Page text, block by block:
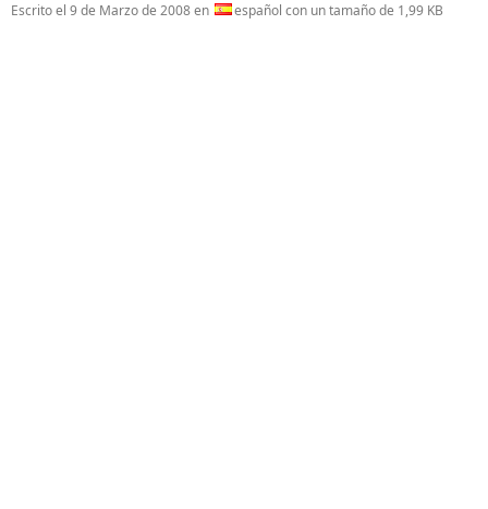
Escrito el 9 de Marzo de 2008en español con un tamaño de 1,99 KB